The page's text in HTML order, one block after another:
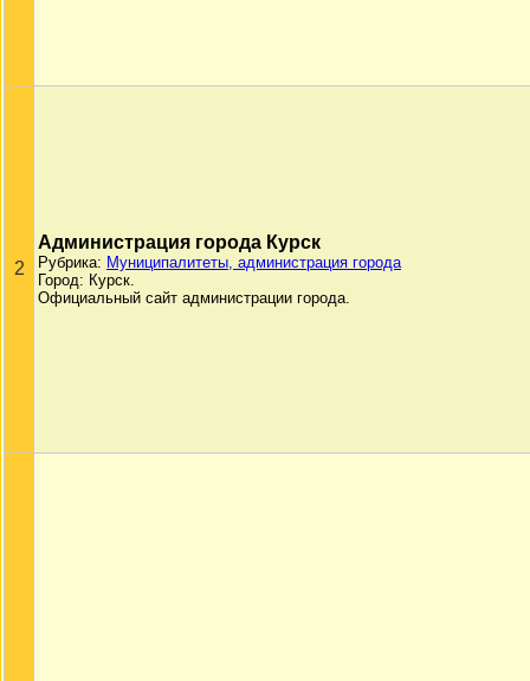
2
Администрация города Курск
Рубрика: Муниципалитеты, администрация города
Город: Курск.
Официальный сайт администрации города.